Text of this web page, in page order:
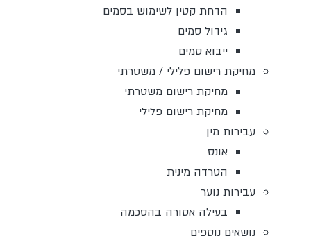
הדחת קטין לשימוש בסמים
גידול סמים
ייבוא סמים
מחיקת רישום פלילי / משטרתי
מחיקת רישום משטרתי
מחיקת רישום פלילי
עבירות מין
אונס
הטרדה מינית
עבירות נוער
בעילה אסורה בהסכמה
נושאים נוספים